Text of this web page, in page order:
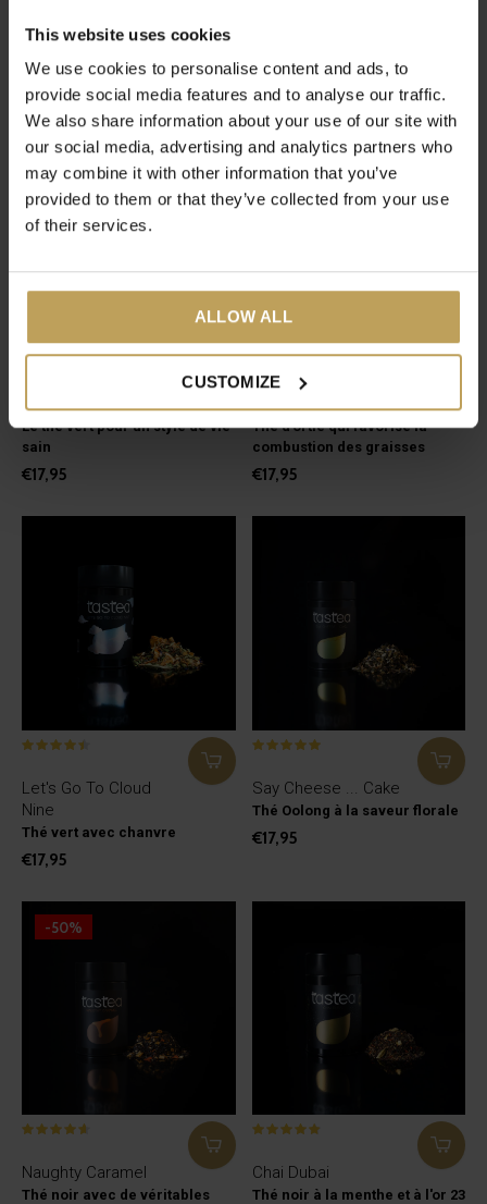
This website uses cookies
We use cookies to personalise content and ads, to
provide social media features and to analyse our traffic.
We also share information about your use of our site with
our social media, advertising and analytics partners who
may combine it with other information that you’ve
provided to them or that they’ve collected from your use
of their services.
ALLOW ALL
CUSTOMIZE
Thé aux herbes et à la réglisse
pour un bon équilibre
€22,95
Plein d'amour
€27,95
Detox Morning
Le thé vert pour un style de vie
sain
€17,95
Burn Babe!
Thé d'ortie qui favorise la
combustion des graisses
€17,95
Let's Go To Cloud
Nine
Thé vert avec chanvre
€17,95
Say Cheese ... Cake
Thé Oolong à la saveur florale
€17,95
-50%
Naughty Caramel
Thé noir avec de véritables
Chai Dubai
Thé noir à la menthe et à l'or 23